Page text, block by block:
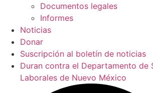
Documentos legales
Informes
Noticias
Donar
Suscripción al boletín de noticias
Duran contra el Departamento de
Laborales de Nuevo México